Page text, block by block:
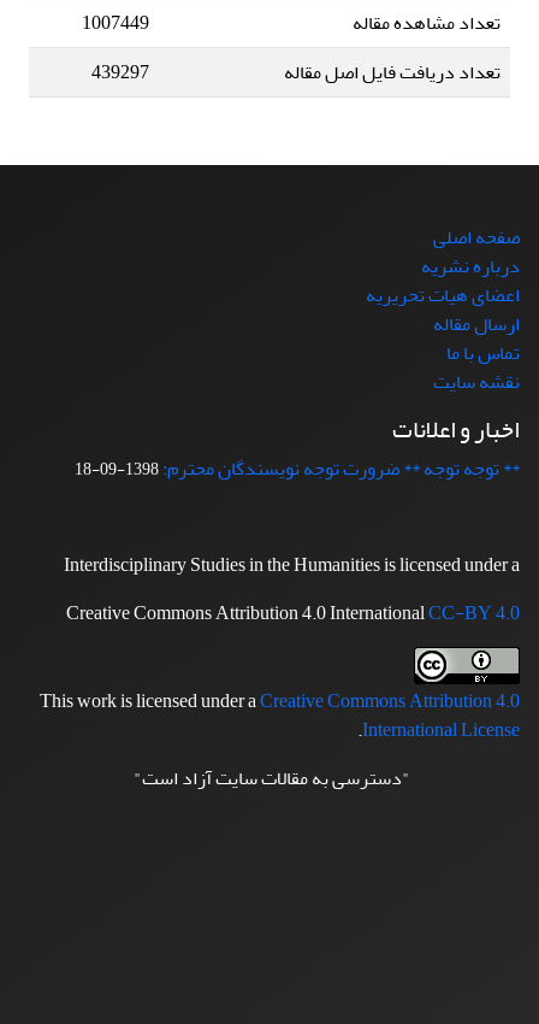
تعداد مشاهده مقاله
1007449
تعداد دریافت فایل اصل مقاله
439297
صفحه اصلی
درباره نشریه
اعضای هیات تحریریه
ارسال مقاله
تماس با ما
نقشه سایت
اخبار و اعلانات
** توجه توجه ** ضرورت توجه نویسندگان محترم:1398-09-18
Interdisciplinary Studies in the Humanities is licensed under a
Creative Commons Attribution 4.0 InternationalCC-BY 4.0
This work is licensed under aCreative Commons Attribution 4.0
International License
.
"دسترسی به مقالات سایت آزاد است"